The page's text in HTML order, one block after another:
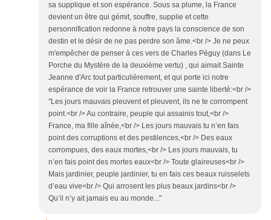
sa supplique et son espérance. Sous sa plume, la France
devient un être qui gémit, souffre, supplie et cette
personnification redonne à notre pays la conscience de son
destin et le désir de ne pas perdre son âme.<br /> Je ne peux
m'empêcher de penser à ces vers de Charles Péguy (dans Le
Porche du Mystère de la deuxième vertu) , qui aimait Sainte
Jeanne d'Arc tout particulièrement, et qui porte ici notre
espérance de voir la France retrouver une sainte liberté:<br />
"Les jours mauvais pleuvent et pleuvent, ils ne te corrompent
point.<br /> Au contraire, peuple qui assainis tout,<br />
France, ma fille aînée,<br /> Les jours mauvais tu n’en fais
point des corruptions et des pestilences,<br /> Des eaux
corrompues, des eaux mortes,<br /> Les jours mauvais, tu
n’en fais point des mortes eaux<br /> Toute glaireuses<br />
Mais jardinier, peuple jardinier, tu en fais ces beaux ruisselets
d’eau vive<br /> Qui arrosent les plus beaux jardins<br />
Qu’il n’y ait jamais eu au monde..."